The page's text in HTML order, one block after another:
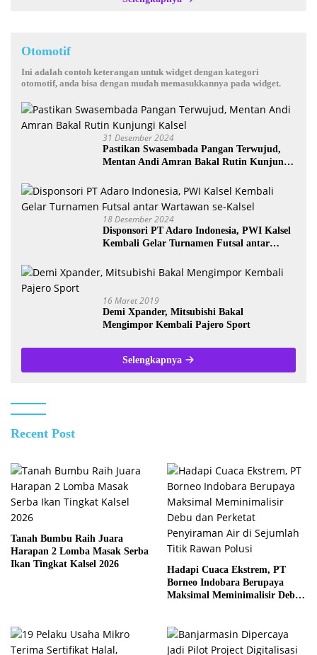
Otomotif
Ini adalah contoh keterangan untuk widget dengan kategori
otomotif, anda bisa dengan mudah memasukkannya pada widget.
31 Desember 2024
Pastikan Swasembada Pangan Terwujud,
Mentan Andi Amran Bakal Rutin Kunjungi
18 Desember 2024
Disponsori PT Adaro Indonesia, PWI Kalsel
Kembali Gelar Turnamen Futsal antar
16 Maret 2019
Demi Xpander, Mitsubishi Bakal
Mengimpor Kembali Pajero Sport
Selengkapnya
Recent Post
Tanah Bumbu Raih Juara
Harapan 2 Lomba Masak Serba
Ikan Tingkat Kalsel 2026
Hadapi Cuaca Ekstrem, PT
Borneo Indobara Berupaya
Maksimal Meminimalisir Debu